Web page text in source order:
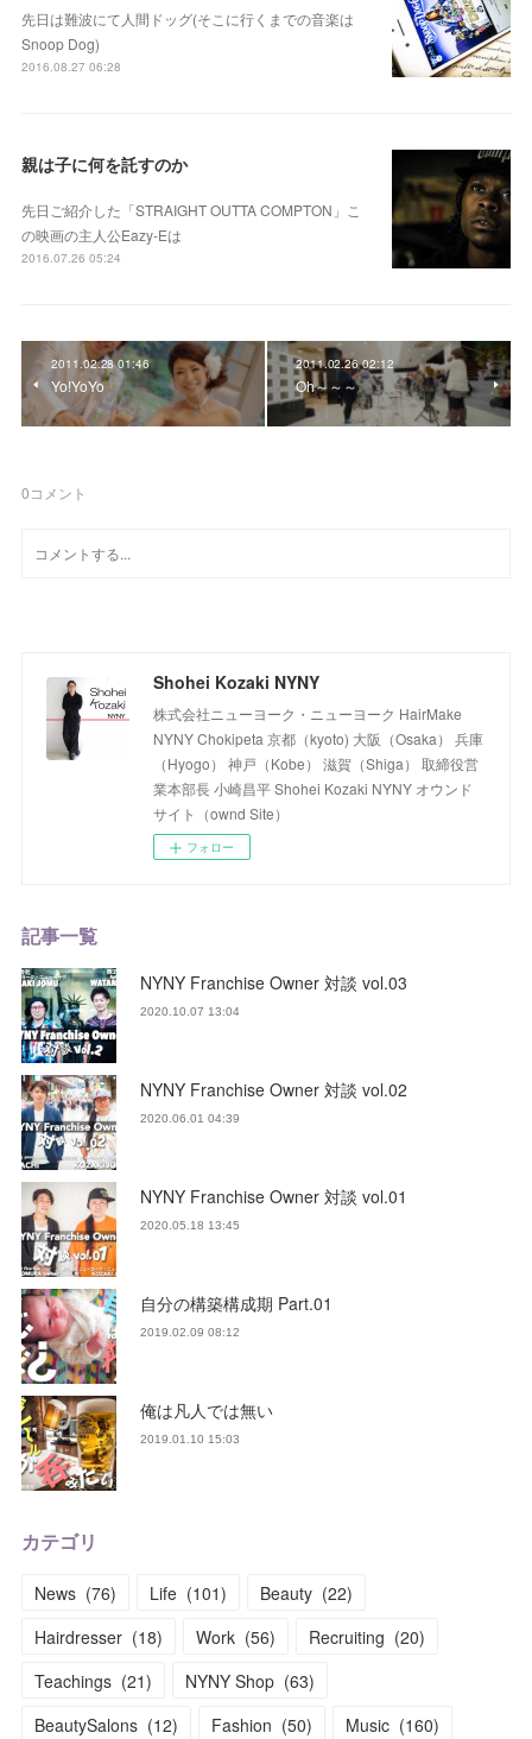
先日は難波にて人間ドッグ(そこに行くまでの音楽は
Snoop Dog)
2016.08.27 06:28
親は子に何を託すのか
先日ご紹介した「STRAIGHT OUTTA COMPTON」こ
の映画の主人公Eazy-Eは
2016.07.26 05:24
2011.02.28 01:46
Yo!YoYo
2011.02.26 02:12
Oh～～～
0コメント
Shohei Kozaki NYNY
株式会社ニューヨーク・ニューヨーク HairMake
NYNY Chokipeta 京都（kyoto) 大阪（Osaka） 兵庫
（Hyogo） 神戸（Kobe） 滋賀（Shiga） 取締役営
業本部長 小崎昌平 Shohei Kozaki NYNY オウンド
サイト（ownd Site）
フォロー
記事一覧
NYNY Franchise Owner 対談 vol.03
2020.10.07 13:04
NYNY Franchise Owner 対談 vol.02
2020.06.01 04:39
NYNY Franchise Owner 対談 vol.01
2020.05.18 13:45
自分の構築構成期 Part.01
2019.02.09 08:12
俺は凡人では無い
2019.01.10 15:03
カテゴリ
News (76) Life (101) Beauty (22)
Hairdresser (18) Work (56) Recruiting (20)
Teachings (21) NYNY Shop (63)
BeautySalons (12) Fashion (50) Music (160)